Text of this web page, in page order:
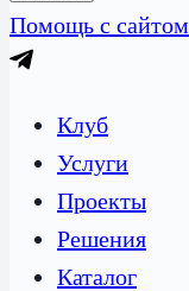
Помощь с сайтом
Клуб
Услуги
Проекты
Решения
Каталог